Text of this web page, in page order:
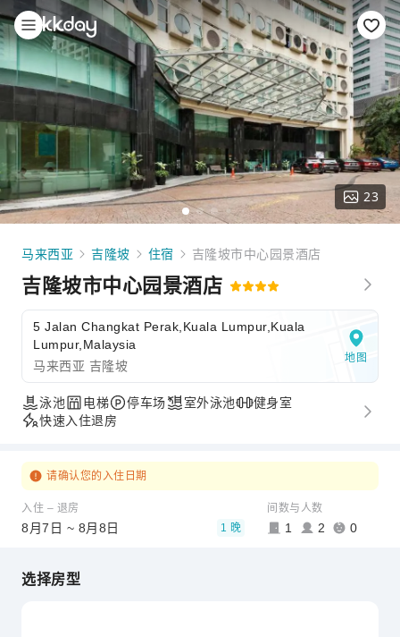
23
马来西亚 吉隆坡 住宿 吉隆坡市中心园景酒店
吉隆坡市中心园景酒店
5 Jalan Changkat Perak,Kuala Lumpur,Kuala
Lumpur,Malaysia
马来西亚 吉隆坡
地图
泳池 电梯 停车场 室外泳池
健身室
快速入住退房
请确认您的入住日期
入住 – 退房
8月7日 ~ 8月8日 1 晚
间数与人数
1 2 0
选择房型